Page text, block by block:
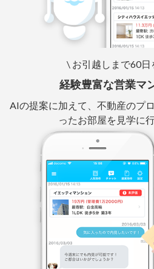
\ お引越しまで60日
経験豊富な営業マ
AIの提案に加えて、不動産のプ
ったお部屋を見学に